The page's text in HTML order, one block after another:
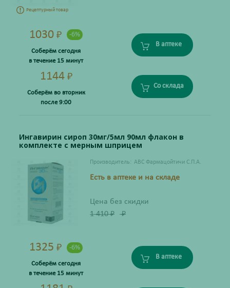
Рецептурный товар
1030 ₽ -6%
Соберём сегодня
в течение 15 минут
В аптеке
1144 ₽
Соберём во вторник
после 9:00
Со склада
Ингавирин сироп 30мг/5мл 90мл флакон в
комплекте с мерным шприцем
Производитель: ABC Фармацойтичи С.П.А.
Есть в аптеке и на складе
Цена без скидки
1 410₽ ₽
1325 ₽ -6%
Соберём сегодня
в течение 15 минут
В аптеке